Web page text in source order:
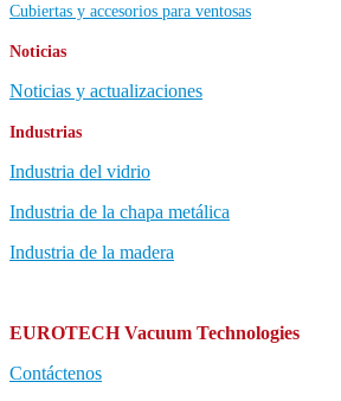
Cubiertas y accesorios para ventosas
Noticias
Noticias y actualizaciones
Industrias
Industria del vidrio
Industria de la chapa metálica
Industria de la madera
EUROTECH Vacuum Technologies
Contáctenos